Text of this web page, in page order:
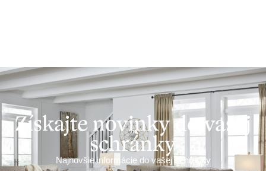
Získajte novinky do vašej
schránky
Najnovšie informácie do vašej schránky